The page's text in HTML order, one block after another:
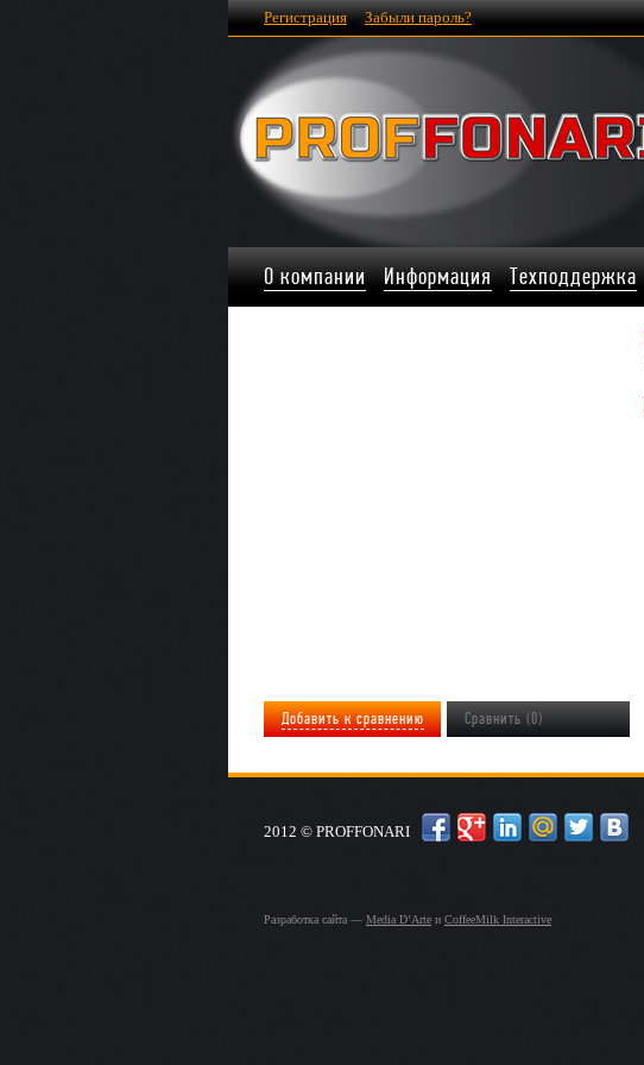
Регистрация Забыли пароль?
О компании Информация Техподдержка
Добавить к сравнению Сравнить (0)
2012 © PROFFONARI
Разработка сайта — Media D’Arte и CoffeeMilk Interactive